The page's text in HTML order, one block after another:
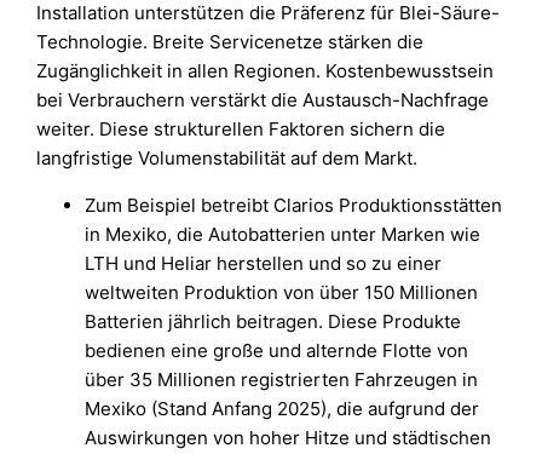
Installation unterstützen die Präferenz für Blei-Säure-
Technologie. Breite Servicenetze stärken die
Zugänglichkeit in allen Regionen. Kostenbewusstsein
bei Verbrauchern verstärkt die Austausch-Nachfrage
weiter. Diese strukturellen Faktoren sichern die
langfristige Volumenstabilität auf dem Markt.
Zum Beispiel betreibt Clarios Produktionsstätten
in Mexiko, die Autobatterien unter Marken wie
LTH und Heliar herstellen und so zu einer
weltweiten Produktion von über 150 Millionen
Batterien jährlich beitragen. Diese Produkte
bedienen eine große und alternde Flotte von
über 35 Millionen registrierten Fahrzeugen in
Mexiko (Stand Anfang 2025), die aufgrund der
Auswirkungen von hoher Hitze und städtischen